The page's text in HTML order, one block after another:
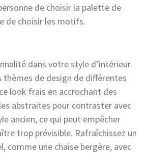
de choisir la palette de
de choisir les motifs.
dans votre style d’intérieur
thèmes de design de différentes
look frais en accrochant des
abstraites pour contraster avec
ancien, ce qui peut empêcher
trop prévisible. Rafraîchissez un
comme une chaise bergère, avec